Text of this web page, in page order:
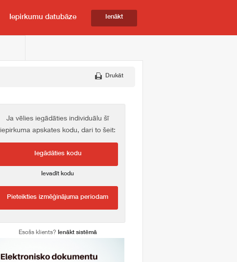
Iepirkumu datubāze Ienākt
Drukāt
Ja vēlies iegādāties individuālu šī
iepirkuma apskates kodu, dari to šeit:
Iegādāties kodu
Ievadīt kodu
Pieteikties izmēģinājuma periodam
Esošs klients? Ienākt sistēmā